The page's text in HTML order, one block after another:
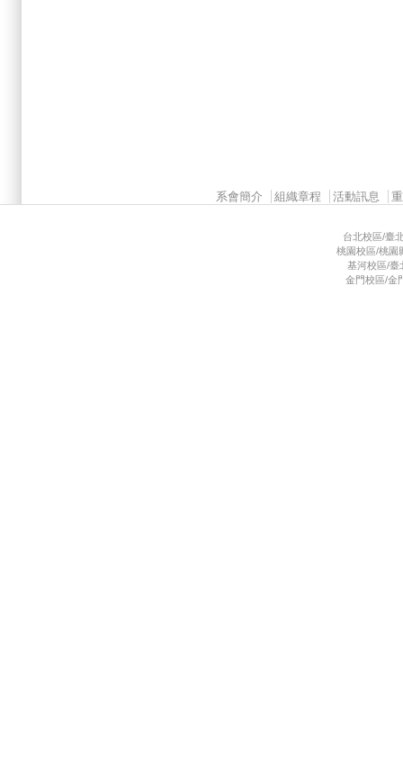
系會簡介 組織章程 活動訊息
台北校區/臺
桃園校區/桃園
基河校區/臺
金門校區/金